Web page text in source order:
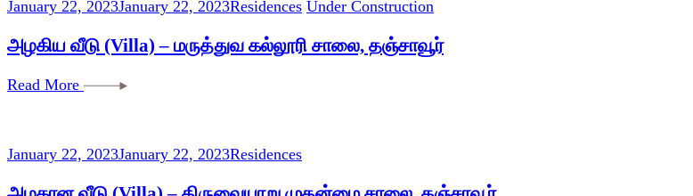
January 22, 2023January 22, 2023Residences Under Construction
அழகிய வீடு (Villa) – மருத்துவ கல்லூரி சாலை, தஞ்சாவூர்
Read More
January 22, 2023January 22, 2023Residences